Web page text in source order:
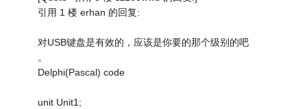
引用 1 楼 erhan 的回复:
对USB键盘是有效的，应该是你要的那个级别的吧
。
Delphi(Pascal) code
unit Unit1;